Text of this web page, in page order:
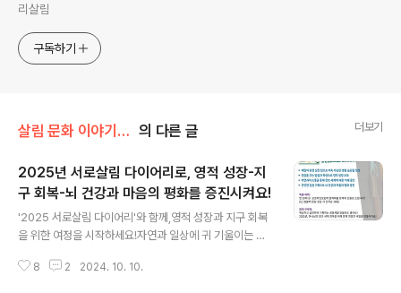
리살림
구독하기
살림 문화 이야기/2025 서로살림 다이어리 의 다른 글 더보기
2025년 서로살림 다이어리로, 영적 성장-지
구 회복-뇌 건강과 마음의 평화를 증진시켜요!
'2025 서로살림 다이어리'와 함께,영적 성장과 지구 회복
을 위한 여정을 시작하세요!자연과 일상에 귀 기울이는 매
일상적 환경 실천 팁으로 지속 가능한 생활 습관 형성 🍂
8 2 2024. 10. 10.